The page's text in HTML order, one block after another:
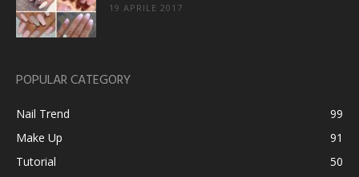
19 APRILE 2017
POPULAR CATEGORY
Nail Trend
99
Make Up
91
Tutorial
50